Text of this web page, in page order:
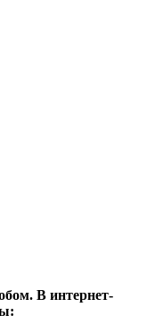
В интернет-